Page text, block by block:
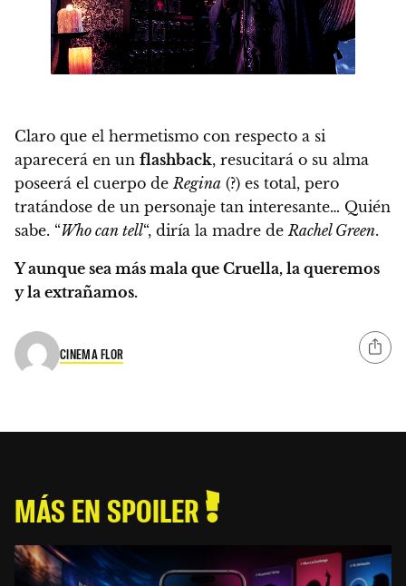
Claro que el hermetismo con respecto a si
aparecerá en un flashback, resucitará o su alma
poseerá el cuerpo de Regina (?) es total, pero
tratándose de un personaje tan interesante… Quién
sabe. “Who can tell“, diría la madre de Rachel Green.
Y aunque sea más mala que Cruella, la queremos
y la extrañamos.
CINEMA FLOR
MÁS EN SPOILER